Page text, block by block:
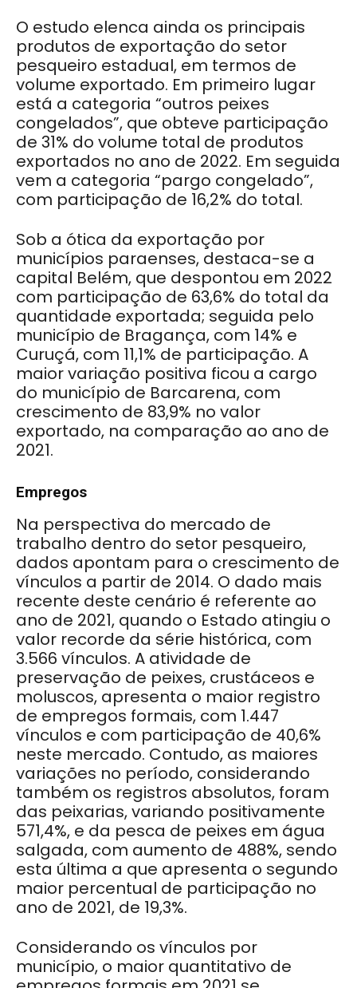
O estudo elenca ainda os principais
produtos de exportação do setor
pesqueiro estadual, em termos de
volume exportado. Em primeiro lugar
está a categoria “outros peixes
congelados”, que obteve participação
de 31% do volume total de produtos
exportados no ano de 2022. Em seguida
vem a categoria “pargo congelado”,
com participação de 16,2% do total.
Sob a ótica da exportação por
municípios paraenses, destaca-se a
capital Belém, que despontou em 2022
com participação de 63,6% do total da
quantidade exportada; seguida pelo
município de Bragança, com 14% e
Curuçá, com 11,1% de participação. A
maior variação positiva ficou a cargo
do município de Barcarena, com
crescimento de 83,9% no valor
exportado, na comparação ao ano de
2021.
Empregos
Na perspectiva do mercado de
trabalho dentro do setor pesqueiro,
dados apontam para o crescimento de
vínculos a partir de 2014. O dado mais
recente deste cenário é referente ao
ano de 2021, quando o Estado atingiu o
valor recorde da série histórica, com
3.566 vínculos. A atividade de
preservação de peixes, crustáceos e
moluscos, apresenta o maior registro
de empregos formais, com 1.447
vínculos e com participação de 40,6%
neste mercado. Contudo, as maiores
variações no período, considerando
também os registros absolutos, foram
das peixarias, variando positivamente
571,4%, e da pesca de peixes em água
salgada, com aumento de 488%, sendo
esta última a que apresenta o segundo
maior percentual de participação no
ano de 2021, de 19,3%.
Considerando os vínculos por
município, o maior quantitativo de